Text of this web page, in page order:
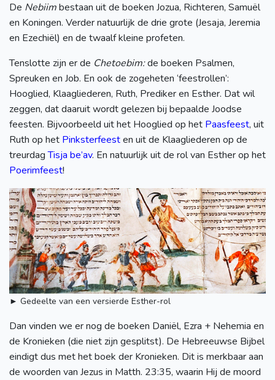
De Nebiimbestaan uit de boeken Jozua, Richteren, Samuël
en Koningen. Verder natuurlijk de drie grote (Jesaja, Jeremia
en Ezechiël) en de twaalf kleine profeten.
Tenslotte zijn er de Chetoebim:de boeken Psalmen,
Spreuken en Job. En ook de zogeheten ‘feestrollen’:
Hooglied, Klaagliederen, Ruth, Prediker en Esther. Dat wil
zeggen, dat daaruit wordt gelezen bij bepaalde Joodse
feesten. Bijvoorbeeld uit het Hooglied op het Paasfeest, uit
Ruth op het Pinksterfeesten uit de Klaagliederen op de
treurdagTisja be’av. En natuurlijk uit de rol van Esther op het
Poerimfeest!
► Gedeelte van een versierde Esther-rol
Dan vinden we er nog de boeken Daniël, Ezra + Nehemia en
de Kronieken (die niet zijn gesplitst). De Hebreeuwse Bijbel
eindigt dus met het boek der Kronieken. Dit is merkbaar aan
de woorden van Jezus in Matth. 23:35, waarin Hij de moord